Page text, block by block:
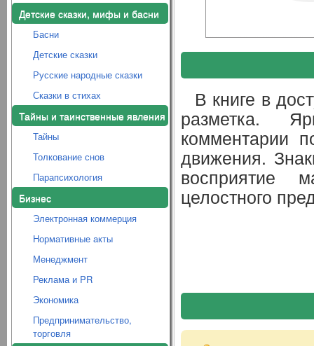
Детские сказки, мифы и басни
Басни
Детские сказки
Русские народные сказки
Сказки в стихах
Тайны и таинственные явления
Тайны
Толкование снов
Парапсихология
Бизнес
Электронная коммерция
Нормативные акты
Менеджмент
Реклама и PR
Экономика
Предпринимательство,
торговля
В книге в
разметка.
комментарии
движения.
восприятие
целостного